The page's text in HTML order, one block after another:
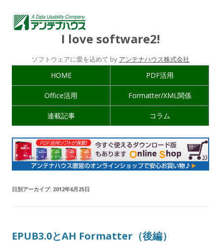
I love software2!
ソフトウェアに愛を込めて by アンテナハウス株式会社
HOME PDF活用
Office活用 Formatter/XML関係
連載記事 コラム
日別アーカイブ: 2012年6月25日
EPUB3.0とAH Formatter（後編）